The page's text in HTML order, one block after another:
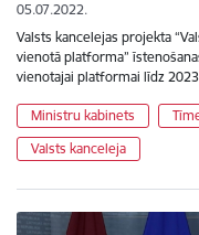
05.07.2022.
Valsts kancelejas projekta
vienotā platforma”
vienotajai platformai līdz
Ministru kabinets
Valsts kanceleja